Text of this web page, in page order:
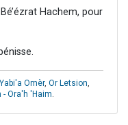
Hachem, pour
Yabi'a Omèr, Or Letsion,
- Ora'h 'Haim.